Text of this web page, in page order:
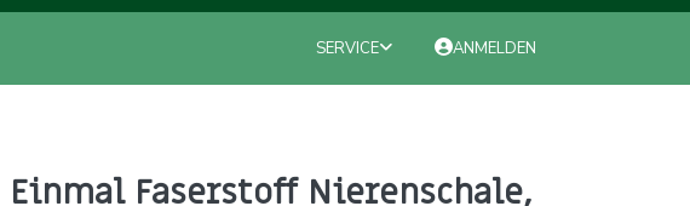
SERVICE ANMELDEN
Einmal Faserstoff Nierenschale,